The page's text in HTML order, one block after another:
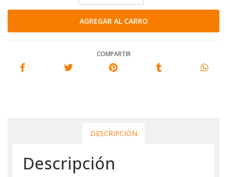
COMPARTIR
DESCRIPCIÓN
Descripción